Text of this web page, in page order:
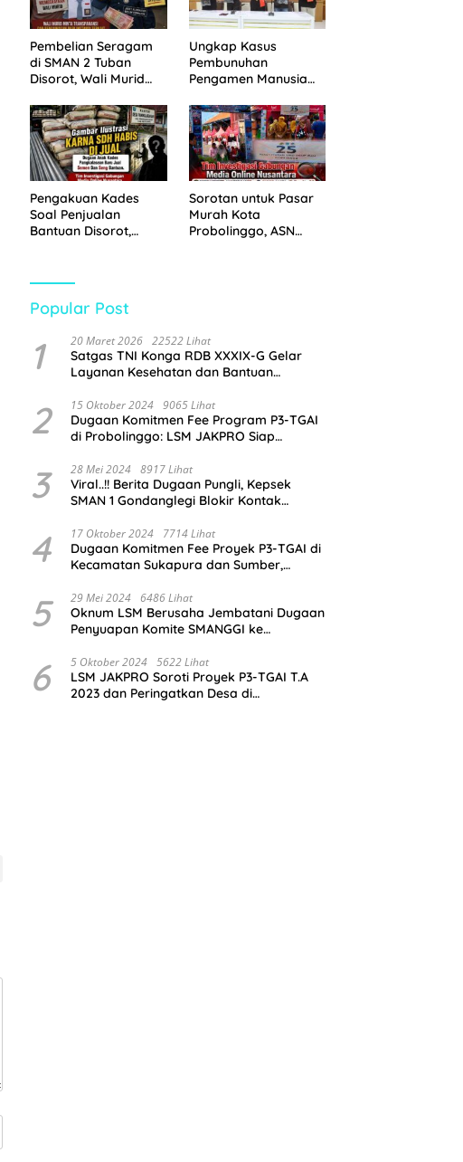
Pembelian Seragam
di SMAN 2 Tuban
Disorot, Wali Murid
Rp1,6 Juta
Ungkap Kasus
Pembunuhan
Pengamen Manusia
Probolinggo Kota
Tangkap Dua Pelaku
Pengakuan Kades
Soal Penjualan
Bantuan Disorot,
Sorotan untuk Pasar
Murah Kota
Probolinggo, ASN
Popular Post
1 20 Maret 2026 22522 Lihat
Satgas TNI Konga RDB XXXIX-G Gelar
Layanan Kesehatan dan Bantuan
2 15 Oktober 2024 9065 Lihat
Dugaan Komitmen Fee Program P3-TGAI
di Probolinggo: LSM JAKPRO Siap
3 28 Mei 2024 8917 Lihat
Viral..!! Berita Dugaan Pungli, Kepsek
SMAN 1 Gondanglegi Blokir Kontak
4 17 Oktober 2024 7714 Lihat
Dugaan Komitmen Fee Proyek P3-TGAI di
Kecamatan Sukapura dan Sumber,
Sikap
5 29 Mei 2024 6486 Lihat
Oknum LSM Berusaha Jembatani Dugaan
Penyuapan Komite SMANGGI ke
Juta
6 5 Oktober 2024 5622 Lihat
LSM JAKPRO Soroti Proyek P3-TGAI T.A
2023 dan Peringatkan Desa di